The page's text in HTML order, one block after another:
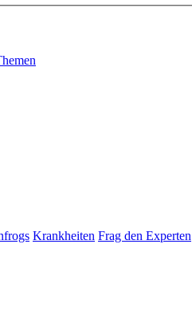
Krankheiten Frag den Experten